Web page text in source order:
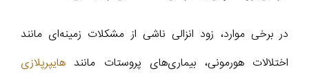
در برخی موارد، زود انزالی ناشی از مشکلات زمینه‌ای مانند
اختلالات هورمونی، بیماری‌های پروستات مانند هایپرپلازی